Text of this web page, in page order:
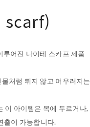
scarf)
어진 나이테 스카프 제품
처럼 튀지 않고 어우러지는
이 아이템은 목에 두르거나,
출이 가능합니다.